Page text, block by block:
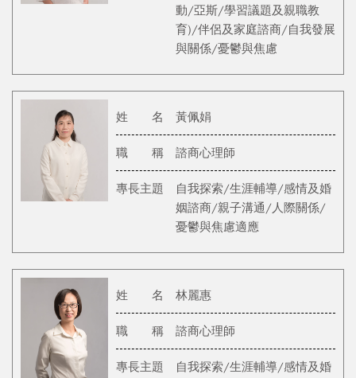
動/亞斯/學習議題及親職教
育)/伴侶及家庭諮商/自我發展
與關係/憂鬱與焦慮
姓 名 黃佩娟
職 稱 諮商心理師
專長主題
自我探索/生涯輔導/感情及婚
姻諮商/親子溝通/人際關係/
憂鬱與焦慮適應
姓 名 林麗惠
職 稱 諮商心理師
專長主題
自我探索/生涯輔導/感情及婚